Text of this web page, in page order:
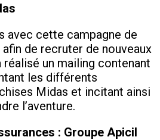
avec cette campagne de
de recruter de nouveaux
un mailing contenant
les différents
Midas et incitant ainsi
l’aventure.
: Groupe Apicil